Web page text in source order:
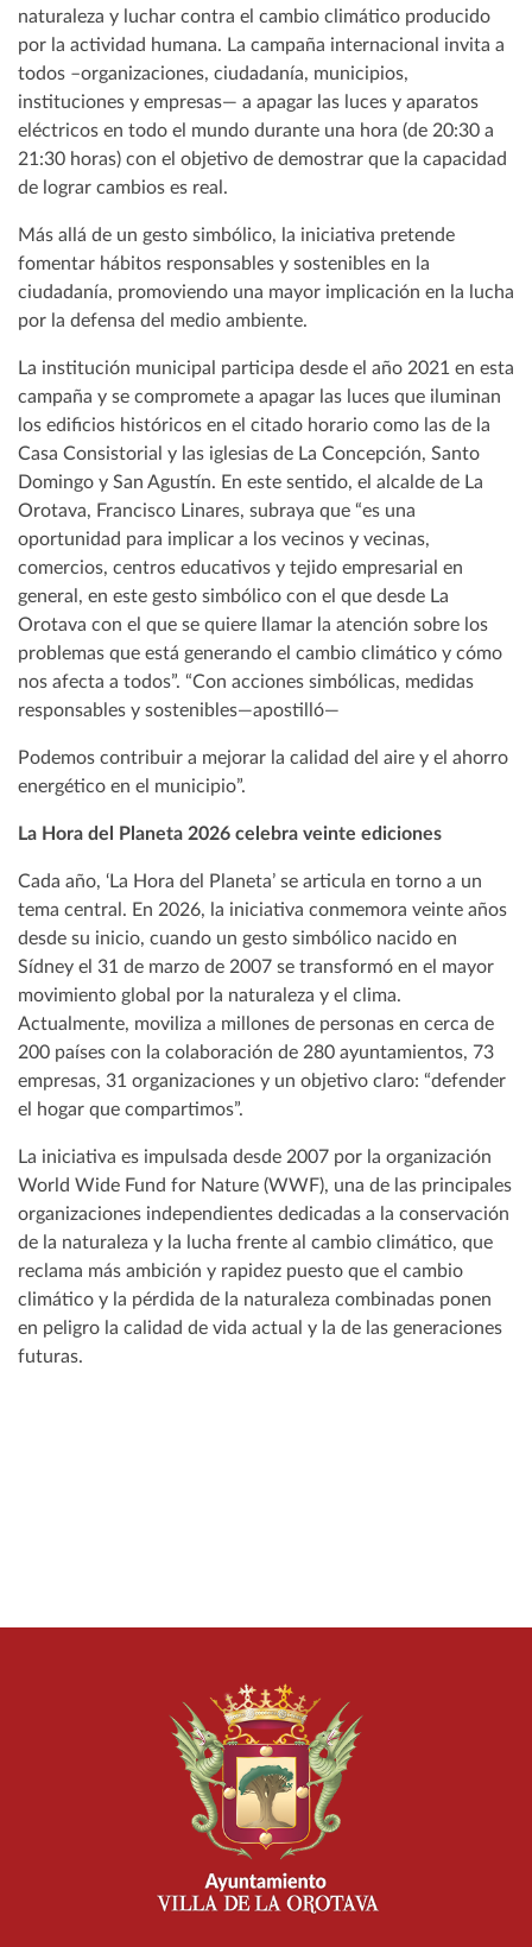
naturaleza y luchar contra el cambio climático producido
por la actividad humana. La campaña internacional invita a
todos –organizaciones, ciudadanía, municipios,
instituciones y empresas— a apagar las luces y aparatos
eléctricos en todo el mundo durante una hora (de 20:30 a
21:30 horas) con el objetivo de demostrar que la capacidad
de lograr cambios es real.
Más allá de un gesto simbólico, la iniciativa pretende
fomentar hábitos responsables y sostenibles en la
ciudadanía, promoviendo una mayor implicación en la lucha
por la defensa del medio ambiente.
La institución municipal participa desde el año 2021 en esta
campaña y se compromete a apagar las luces que iluminan
los edificios históricos en el citado horario como las de la
Casa Consistorial y las iglesias de La Concepción, Santo
Domingo y San Agustín. En este sentido, el alcalde de La
Orotava, Francisco Linares, subraya que “es una
oportunidad para implicar a los vecinos y vecinas,
comercios, centros educativos y tejido empresarial en
general, en este gesto simbólico con el que desde La
Orotava con el que se quiere llamar la atención sobre los
problemas que está generando el cambio climático y cómo
nos afecta a todos”. “Con acciones simbólicas, medidas
responsables y sostenibles—apostilló—
Podemos contribuir a mejorar la calidad del aire y el ahorro
energético en el municipio”.
La Hora del Planeta 2026 celebra veinte ediciones
Cada año, ‘La Hora del Planeta’ se articula en torno a un
tema central. En 2026, la iniciativa conmemora veinte años
desde su inicio, cuando un gesto simbólico nacido en
Sídney el 31 de marzo de 2007 se transformó en el mayor
movimiento global por la naturaleza y el clima.
Actualmente, moviliza a millones de personas en cerca de
200 países con la colaboración de 280 ayuntamientos, 73
empresas, 31 organizaciones y un objetivo claro: “defender
el hogar que compartimos”.
La iniciativa es impulsada desde 2007 por la organización
World Wide Fund for Nature (WWF), una de las principales
organizaciones independientes dedicadas a la conservación
de la naturaleza y la lucha frente al cambio climático, que
reclama más ambición y rapidez puesto que el cambio
climático y la pérdida de la naturaleza combinadas ponen
en peligro la calidad de vida actual y la de las generaciones
futuras.